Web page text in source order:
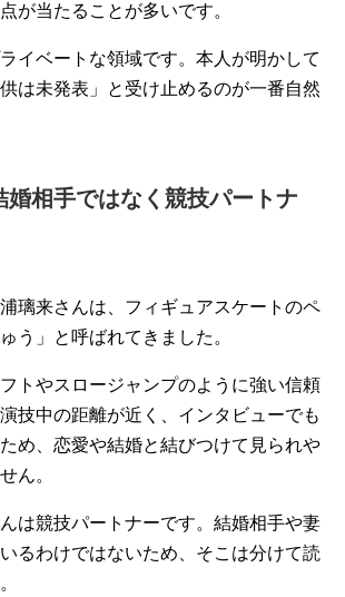
が当たることが多いです。
イベートな領域です。本人が明かして
は未発表」と受け止めるのが一番自然
婚相手ではなく競技パートナ
璃来さんは、フィギュアスケートのペ
う」と呼ばれてきました。
トやスロージャンプのように強い信頼
技中の距離が近く、インタビューでも
め、恋愛や結婚と結びつけて見られや
ん。
は競技パートナーです。結婚相手や妻
るわけではないため、そこは分けて読